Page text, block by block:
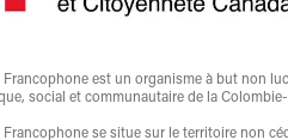
Francophone est un organisme à but non
social et communautaire de la
Francophone se situe sur le territoire non